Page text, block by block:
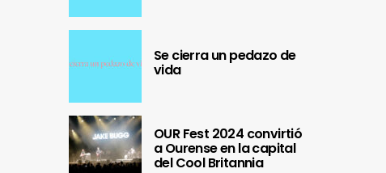
Se cierra un pedazo de
vida
OUR Fest 2024 convirtió
a Ourense en la capital
del Cool Britannia